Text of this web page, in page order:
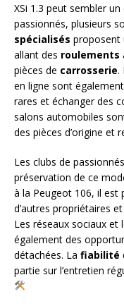
XSi 1.3 peut sembler
passionnés, plusieurs
spécialisés proposent
allant des roulements
pièces de carrosserie.
en ligne sont
rares et échanger des
salons automobiles
des pièces d’origine et
Les clubs de
préservation de ce
à la Peugeot 106, il est
d’autres propriétaires
Les réseaux sociaux et
également des
détachées. La fiabilité
partie sur l’entretien